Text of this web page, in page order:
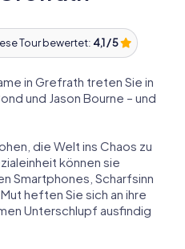
Tour bewertet: 4,1 / 5
in Grefrath treten Sie in
und Jason Bourne – und
die Welt ins Chaos zu
können sie
Smartphones, Scharfsinn
heften Sie sich an ihre
Unterschlupf ausfindig